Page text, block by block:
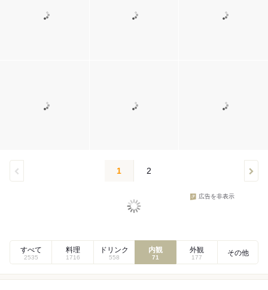
1 2
広告を非表示
すべて
2535
料理
1716
ドリンク
558
内観
71
外観
177
その他